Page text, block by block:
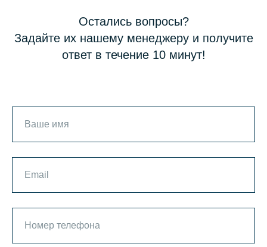
Остались вопросы?
Задайте их нашему менеджеру и получите
ответ в течение 10 минут!